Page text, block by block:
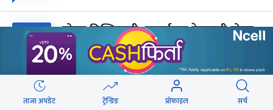
५ मोहन तिम्सिनाजी- मार्क्सवाद देववाणी होइन,
अपव्याख्या नगरौं
५ महानगरका १८७ सहकारीले फिर्ता दिन
सकेनन् सवा ८ अर्ब
ताजा अपडेट ट्रेन्डिङ प्रोफाइल सर्च